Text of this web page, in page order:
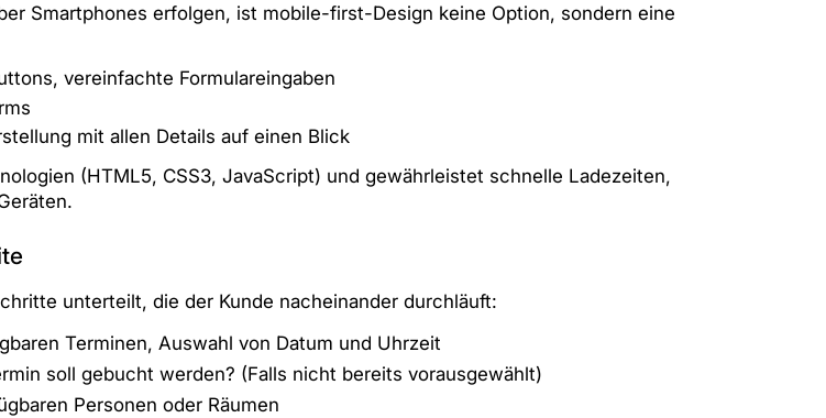
Smartphones erfolgen, ist mobile-first-Design keine Option, sondern eine
vereinfachte Formulareingaben
mit allen Details auf einen Blick
(HTML5, CSS3, JavaScript) und gewährleistet schnelle Ladezeiten,
unterteilt, die der Kunde nacheinander durchläuft:
Terminen, Auswahl von Datum und Uhrzeit
soll gebucht werden? (Falls nicht bereits vorausgewählt)
Personen oder Räumen